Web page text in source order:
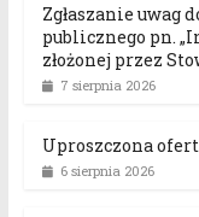
Zgłaszanie uwag
publicznego pn.
złożonej przez
7 sierpnia 2026
Uproszczona
6 sierpnia 2026